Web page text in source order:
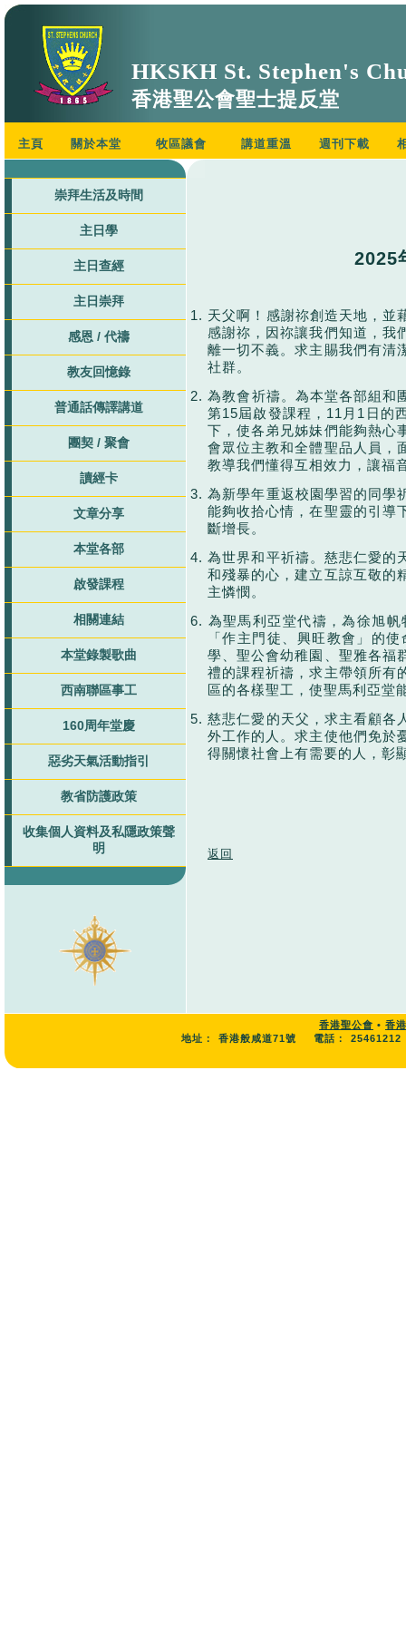
HKSKH St. Stephen's
香港聖公會聖士提反堂
主頁 關於本堂 牧區議會 講道重溫 週刊下載
崇拜生活及時間
主日學
主日查經
主日崇拜
感恩 / 代禱
教友回憶錄
普通話傳譯講道
團契 / 聚會
讀經卡
文章分享
本堂各部
啟發課程
相關連結
本堂錄製歌曲
西南聯區事工
160周年堂慶
惡劣天氣活動指引
教省防護政策
收集個人資料及私隱政策聲
明
2025
1. 天父啊！感謝祢創造天地，並
感謝祢，因祢讓我們知道，我
離一切不義。求主賜我們有清
社群。
2.為教會祈禱。為本堂各部組和
第15屆啟發課程， 11 月 1 日的
下，使各弟兄姊妹們能夠熱心
會眾位主教和全體聖品人員，
教導我們懂得互相效力，讓福
3.為新學年重返校園學習的同學
能夠收拾心情，在聖靈的引導
斷增長。
4.為世界和平祈禱。慈悲仁愛的
和殘暴的心，建立互諒互敬的
主憐憫。
6. 為聖馬利亞堂代禱，為徐旭
「作主門徒、興旺教會」的
學、聖公會幼稚園、聖雅各福
禮的課程祈禱，求主帶領所有
區的各樣聖工，使聖馬利亞堂
5.慈悲仁愛的天父，求主看顧各
外工作的人。求主使他們免於
得關懷社會上有需要的人，彰
返回
香港聖公會 • 香
地址：
香港般咸道71號 電話： 25461212